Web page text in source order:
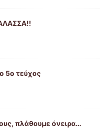
5ο τεύχος
πλάθουμε όνειρα…